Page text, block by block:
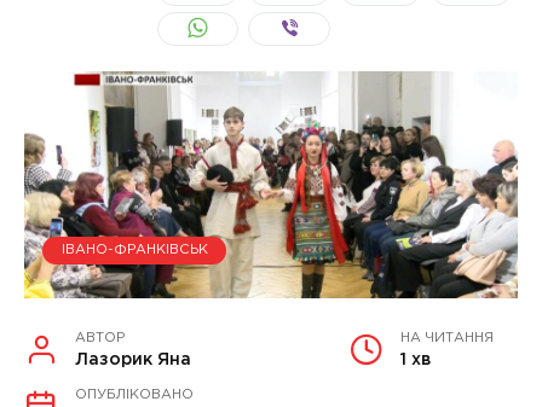
ІВАНО-ФРАНКІВСЬК
АВТОР
Лазорик Яна
НА ЧИТАННЯ
1 хв
ОПУБЛІКОВАНО